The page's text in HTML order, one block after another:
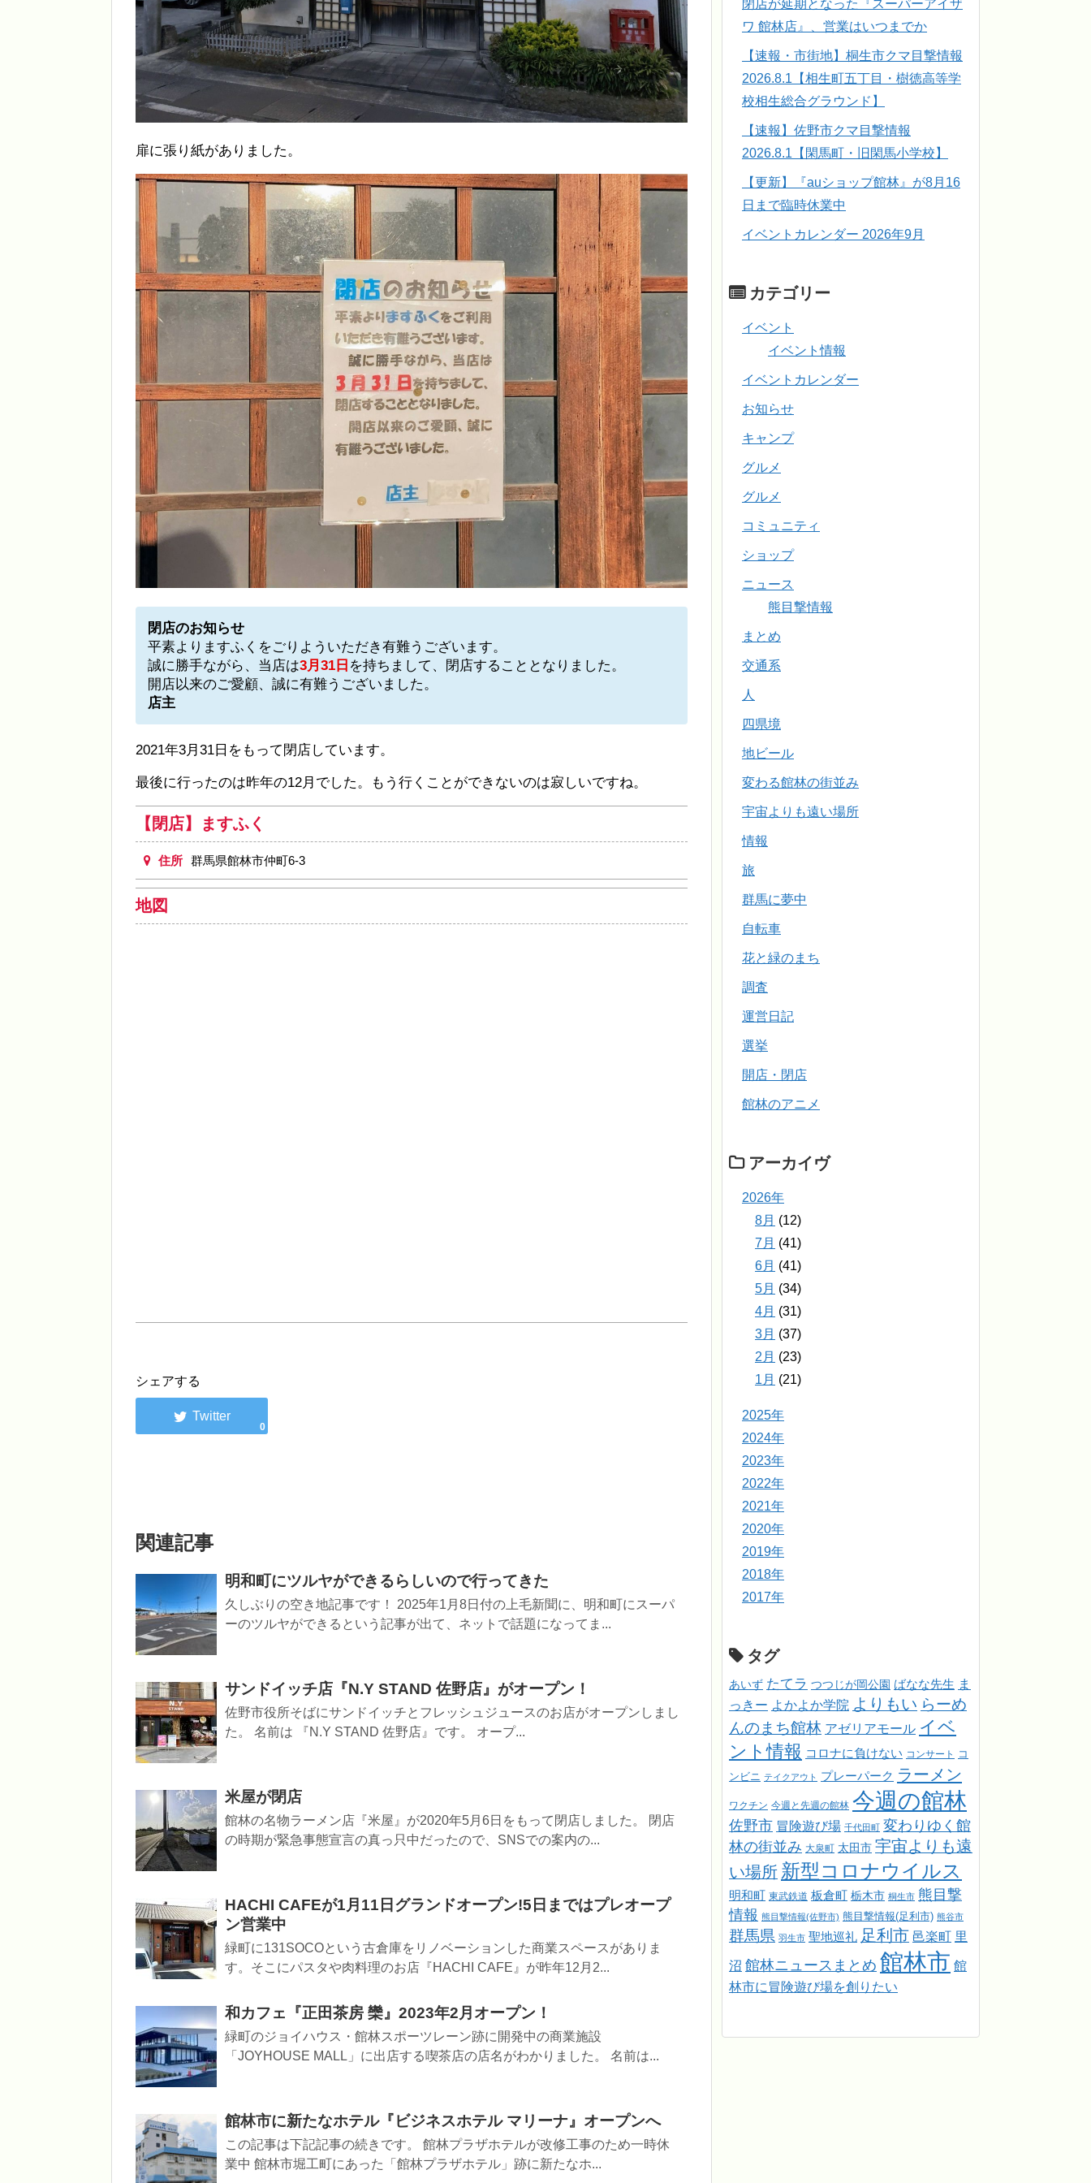
扉に張り紙がありました。
閉店のお知らせ
平素よりますふくをごりよういただき有難うございます。
誠に勝手ながら、当店は3月31日 を持ちまして、閉店することとなりました。
開店以来のご愛顧、誠に有難うございました。
店主
2021年3月31日をもって閉店しています。
最後に行ったのは昨年の12月でした。もう行くことができないのは寂しいですね。
【閉店】ますふく
住所 群馬県館林市仲町6-3
地図
シェアする
0
関連記事
明和町にツルヤができるらしいので行ってきた
久しぶりの空き地記事です！ 2025年1月8日付の上毛新聞に、明和町にスーパ
ーのツルヤができるという記事が出て、ネットで話題になってま...
サンドイッチ店『N.Y STAND 佐野店』がオープン！
佐野市役所そばにサンドイッチとフレッシュジュースのお店がオープンしまし
た。 名前は 『N.Y STAND 佐野店』です。 オープ...
米屋が閉店
館林の名物ラーメン店『米屋』が2020年5月6日をもって閉店しました。 閉店
の時期が緊急事態宣言の真っ只中だったので、SNSでの案内の...
HACHI CAFEが1月11日グランドオープン!5日まではプレオープ
ン営業中
緑町に131SOCOという古倉庫をリノベーションした商業スペースがありま
す。そこにパスタや肉料理のお店『HACHI CAFE』が昨年12月2...
和カフェ『正田茶房 欒』2023年2月オープン！
緑町のジョイハウス・館林スポーツレーン跡に開発中の商業施設
「JOYHOUSE MALL」に出店する喫茶店の店名がわかりました。 名前は...
館林市に新たなホテル『ビジネスホテル マリーナ』オープンへ
この記事は下記記事の続きです。 館林プラザホテルが改修工事のため一時休
業中 館林市堀工町にあった「館林プラザホテル」跡に新たなホ...
閉店が延期となった『スーパーアイザ
ワ 館林店』、営業はいつまでか
【速報・市街地】桐生市クマ目撃情報
2026.8.1【相生町五丁目・樹徳高等学
校相生総合グラウンド】
【速報】佐野市クマ目撃情報
2026.8.1【閑馬町・旧閑馬小学校】
【更新】『auショップ館林』が8月16
日まで臨時休業中
イベントカレンダー 2026年9月
カテゴリー
イベント
イベント情報
イベントカレンダー
お知らせ
キャンプ
グルメ
グルメ
コミュニティ
ショップ
ニュース
熊目撃情報
まとめ
交通系
人
四県境
地ビール
変わる館林の街並み
宇宙よりも遠い場所
情報
旅
群馬に夢中
自転車
花と緑のまち
調査
運営日記
選挙
開店・閉店
館林のアニメ
アーカイヴ
2026年
8月 (12)
7月 (41)
6月 (41)
5月 (34)
4月 (31)
3月 (37)
2月 (23)
1月 (21)
2025年
2024年
2023年
2022年
2021年
2020年
2019年
2018年
2017年
タグ
あいず たてラ つつじが岡公園 ばなな先生 ま
っきー よかよか学院 よりもい らーめ
んのまち館林 アゼリアモール イベ
ント情報 コロナに負けない コンサート
コ
ンビニ テイクアウト プレーパーク ラーメン
ワクチン 今週と先週の館林 今週の館林
佐野市 冒険遊び場 千代田町
変わりゆく館
林の街並み 大泉町 太田市 宇宙よりも遠
い場所 新型コロナウイルス
明和町 東武鉄道 板倉町 栃木市 桐生市 熊目撃
情報 熊目撃情報(佐野市) 熊目撃情報(足利市) 熊谷市
群馬県 羽生市 聖地巡礼 足利市 邑楽町 里
沼 館林ニュースまとめ 館林市 館
林市に冒険遊び場を創りたい